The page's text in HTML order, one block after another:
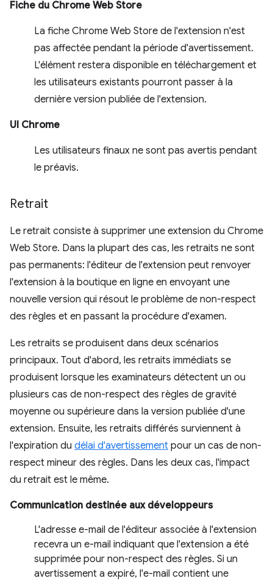
Fiche du Chrome Web Store
La fiche Chrome Web Store de l'extension n'est
pas affectée pendant la période d'avertissement.
L'élément restera disponible en téléchargement et
les utilisateurs existants pourront passer à la
dernière version publiée de l'extension.
UI Chrome
Les utilisateurs finaux ne sont pas avertis pendant
le préavis.
Retrait
Le retrait consiste à supprimer une extension du Chrome
Web Store. Dans la plupart des cas, les retraits ne sont
pas permanents: l'éditeur de l'extension peut renvoyer
l'extension à la boutique en ligne en envoyant une
nouvelle version qui résout le problème de non-respect
des règles et en passant la procédure d'examen.
Les retraits se produisent dans deux scénarios
principaux. Tout d'abord, les retraits immédiats se
produisent lorsque les examinateurs détectent un ou
plusieurs cas de non-respect des règles de gravité
moyenne ou supérieure dans la version publiée d'une
extension. Ensuite, les retraits différés surviennent à
l'expiration du délai d'avertissement pour un cas de non-
respect mineur des règles. Dans les deux cas, l'impact
du retrait est le même.
Communication destinée aux développeurs
L'adresse e-mail de l'éditeur associée à l'extension
recevra un e-mail indiquant que l'extension a été
supprimée pour non-respect des règles. Si un
avertissement a expiré, l'e-mail contient une